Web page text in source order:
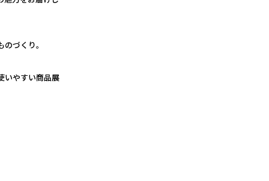
づくり。
いやすい商品展